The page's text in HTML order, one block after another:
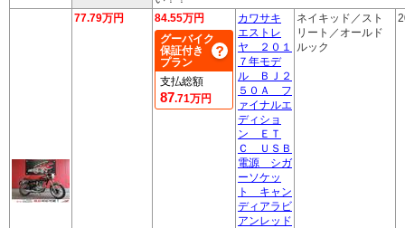
77.79万円
84.55万円
グーバイク
保証付き
プラン
支払総額
87.71万円
カワサキ
エストレ
ヤ ２０１
７年モデ
ル ＢＪ２
５０Ａ フ
ァイナルエ
ディショ
ン ＥＴ
Ｃ ＵＳＢ
電源 シガ
ーソケッ
ト キャン
ディアラビ
アンレッド
ネイキッド／スト
リート／オールド
ルック